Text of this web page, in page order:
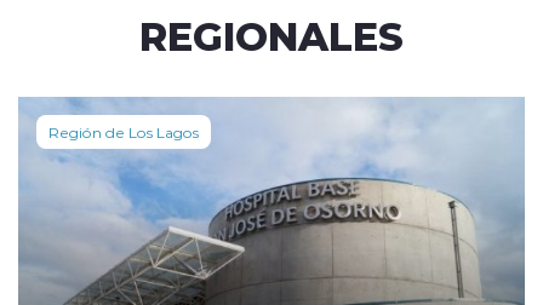
REGIONALES
Región de Los Lagos